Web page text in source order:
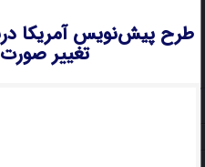
طرح پیش‌نویس آمریکا
تغییر